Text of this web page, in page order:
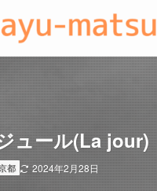
ュール(La jour)
都 2024年2月28日